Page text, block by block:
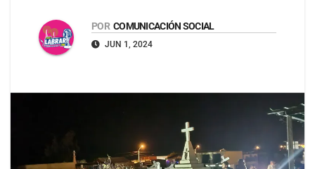
POR COMUNICACIÓN SOCIAL
JUN 1, 2024